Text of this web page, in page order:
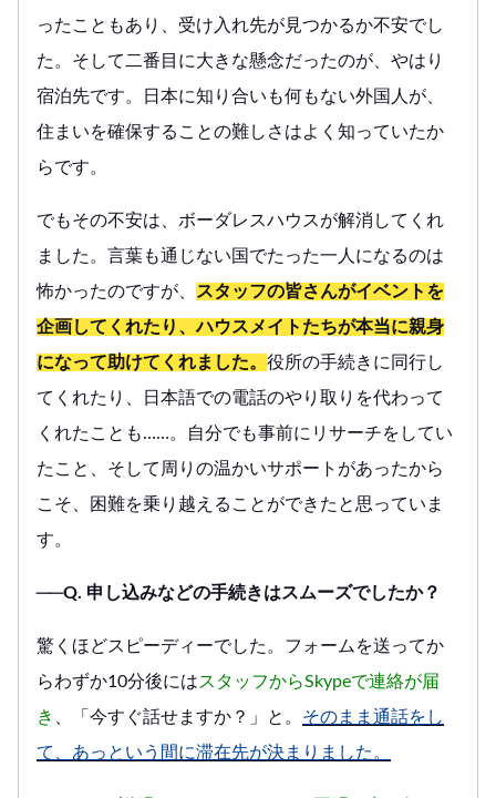
ったこともあり、受け入れ先が見つかるか不安でし
た。そして二番目に大きな懸念だったのが、やはり
宿泊先です。日本に知り合いも何もない外国人が、
住まいを確保することの難しさはよく知っていたか
らです。
でもその不安は、ボーダレスハウスが解消してくれ
ました。言葉も通じない国でたった一人になるのは
怖かったのですが、
スタッフの皆さんがイベントを
企画してくれたり、ハウスメイトたちが本当に親身
になって助けてくれました。 役所の手続きに同行し
てくれたり、日本語での電話のやり取りを代わって
くれたことも……。自分でも事前にリサーチをしてい
たこと、そして周りの温かいサポートがあったから
こそ、困難を乗り越えることができたと思っていま
す。
──Q. 申し込みなどの手続きはスムーズでしたか？
驚くほどスピーディーでした。フォームを送ってか
らわずか10分後にはスタッフからSkypeで連絡が届
き
、「今すぐ話せますか？」と。 そのまま通話をし
て、あっという間に滞在先が決まりました。